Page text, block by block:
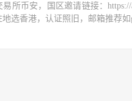
所币安，国区邀请链接：https://
地选香港，认证照旧，邮箱推荐